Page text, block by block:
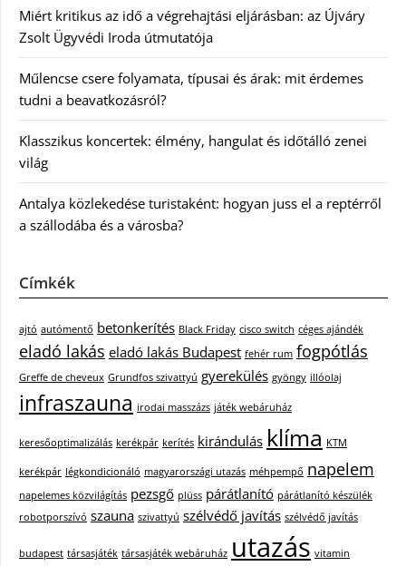
Miért kritikus az idő a végrehajtási eljárásban: az Újváry
Zsolt Ügyvédi Iroda útmutatója
Műlencse csere folyamata, típusai és árak: mit érdemes
tudni a beavatkozásról?
Klasszikus koncertek: élmény, hangulat és időtálló zenei
világ
Antalya közlekedése turistaként: hogyan juss el a reptérről
a szállodába és a városba?
Címkék
ajtó autómentő betonkerítés Black Friday cisco switch céges ajándék
eladó lakás eladó lakás Budapest fehér rum fogpótlás
Greffe de cheveux Grundfos szivattyú gyerekülés gyöngy illóolaj
infraszauna irodai masszázs játék webáruház
keresőoptimalizálás kerékpár kerítés kirándulás klíma KTM
kerékpár légkondicionáló magyarországi utazás méhpempő napelem
napelemes közvilágítás pezsgő plüss párátlanító párátlanító készülék
robotporszívó szauna szivattyú szélvédő javítás szélvédő javítás
budapest társasjáték társasjáték webáruház utazás vitamin